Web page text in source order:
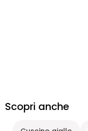
Scopri anche